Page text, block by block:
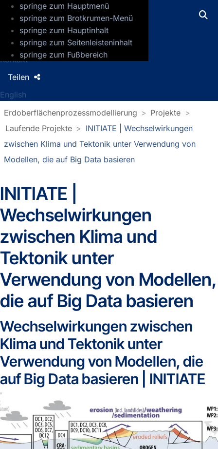
springe zum Hauptmenü
springe zum Brotkrumen-Menü
springe zum Hauptinhalt
springe zum Seitenleisteninhalt
springe zum Fußbereich
GFZ Helmholtz-Zentrum für
Presse
Jobs
Kontakt
English
Teilen
Erdoberflächenprozessmodellierung
Projekte
Laufende Projekte
INITIATE | Wechselwirkungen
zwischen Klima und Tektonik unter Verwendung von
Modellen, die auf Big Data basieren
INITIATE |
Wechselwirkungen
zwischen Klima und
Tektonik unter
Verwendung von Modellen,
die auf Big Data basieren
Wechselwirkungen zwischen
Klima und Tektonik unter
Verwendung von Modellen, die
auf Big Data basieren | INITIATE